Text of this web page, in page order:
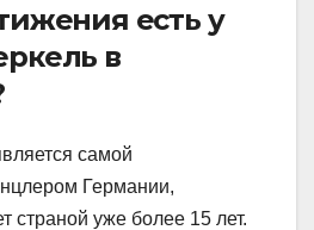
есть у
в
самой
Германии,
страной уже более 15 лет.